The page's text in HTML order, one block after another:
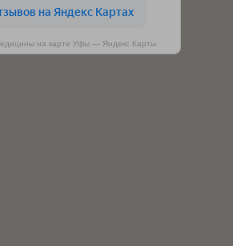
на карте Уфы — Яндекс Карты